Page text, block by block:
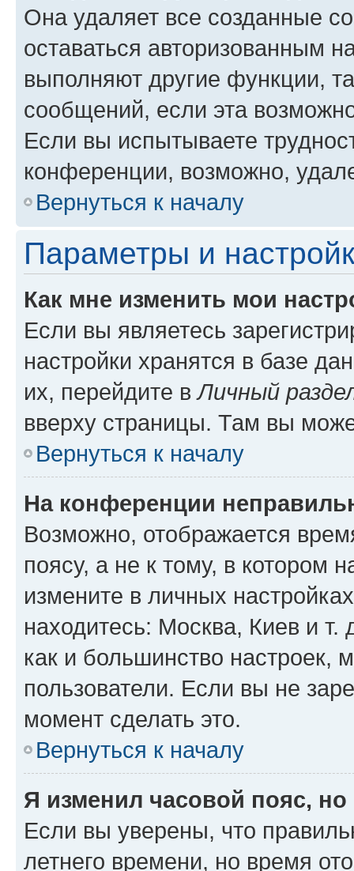
Она удаляет все созданные
оставаться авторизованным
выполняют другие функции,
сообщений, если эта
Если вы испытываете
конференции, возможно,
Вернуться к началу
Параметры и
Как мне изменить мои
Если вы являетесь
настройки хранятся в базе
их, перейдите вЛичный
вверху страницы. Там вы
Вернуться к началу
На конференции
Возможно, отображается
поясу, а не к тому, в котором
измените в личных
находитесь: Москва, Киев и т.
как и большинство настроек,
пользователи. Если вы не
момент сделать это.
Вернуться к началу
Я изменил часовой пояс,
Если вы уверены, что
летнего времени, но время